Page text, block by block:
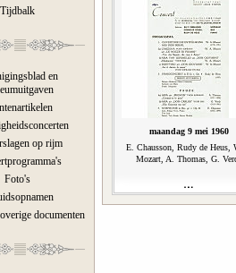
Tijdbalk
en
op rijm
Foto's
documenten
maandag 9 mei 1960
E. Chausson, Rudy de Heus,
Mozart, A. Thomas, G.